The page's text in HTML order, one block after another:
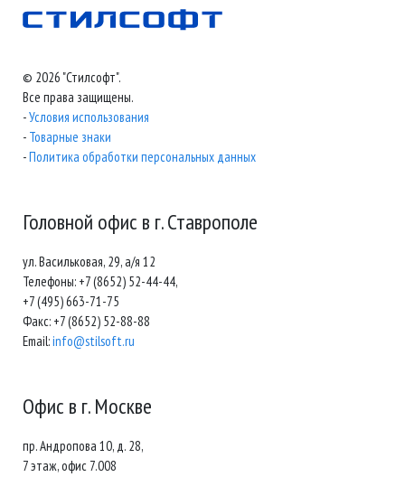
© 2026 "Стилсофт".
Все права защищены.
-Условия использования
- Товарные знаки
-Политика обработки персональных данных
Головной офис в г. Ставрополе
ул. Васильковая, 29, а/я 12
Телефоны: +7 (8652) 52-44-44,
+7 (495) 663-71-75
Факс: +7 (8652) 52-88-88
Email:info@stilsoft.ru
Офис в г. Москве
пр. Андропова 10, д. 28,
7 этаж, офис 7.008